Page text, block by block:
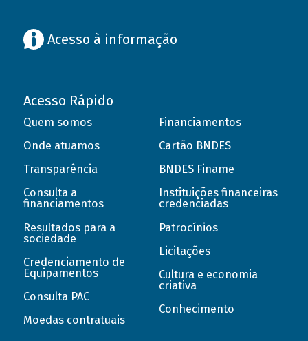
Acesso à informação
Acesso Rápido
Quem somos
Onde atuamos
Transparência
Consulta a
financiamentos
Resultados para a
sociedade
Credenciamento de
Equipamentos
Consulta PAC
Moedas contratuais
Financiamentos
Cartão BNDES
BNDES Finame
Instituições financeiras
credenciadas
Patrocínios
Licitações
Cultura e economia
criativa
Conhecimento